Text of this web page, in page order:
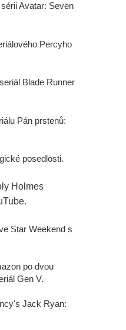
Avatar: Seven
Percyho
Blade Runner
Pán prstenů:
posedlosti.
Holmes
Star Weekend s
po dvou
Gen V.
Jack Ryan: